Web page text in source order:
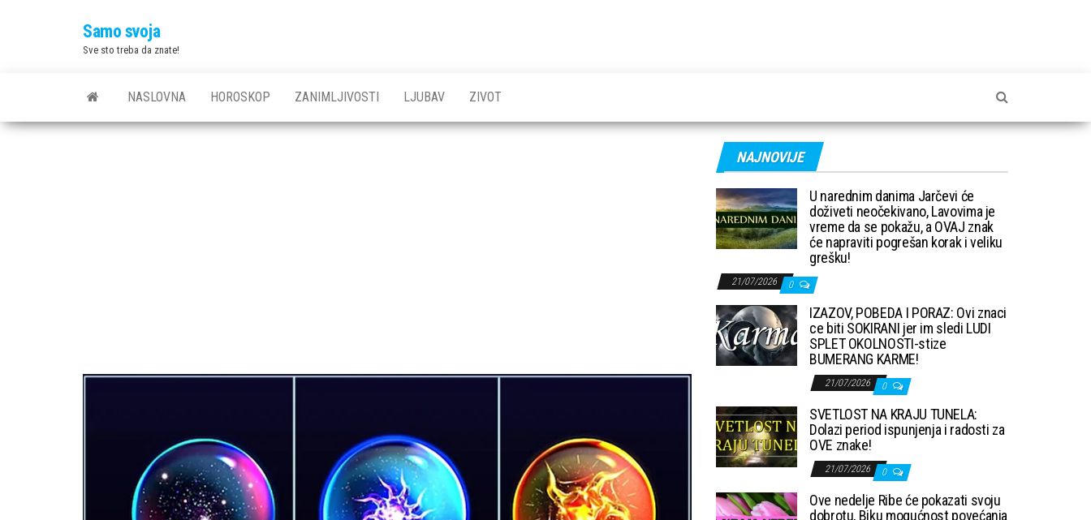
Samo svoja
Sve sto treba da znate!
NASLOVNA HOROSKOP ZANIMLJIVOSTI LJUBAV ZIVOT
NAJNOVIJE
U narednim danima Jarčevi će
doživeti neočekivano, Lavovima je
vreme da se pokažu, a OVAJ znak
će napraviti pogrešan korak i veliku
grešku!
21/07/2026 0
IZAZOV, POBEDA I PORAZ: Ovi znaci
ce biti SOKIRANI jer im sledi LUDI
SPLET OKOLNOSTI-stize
BUMERANG KARME!
21/07/2026 0
SVETLOST NA KRAJU TUNELA:
Dolazi period ispunjenja i radosti za
OVE znake!
21/07/2026 0
Ove nedelje Ribe će pokazati svoju
dobrotu, Biku mogućnost povećanja